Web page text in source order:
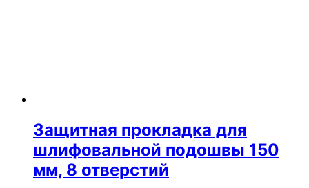
Защитная прокладка для
шлифовальной подошвы 150
мм, 8 отверстий